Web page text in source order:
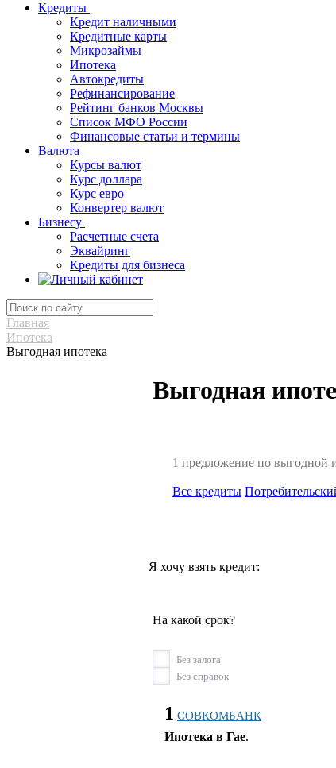
Кредиты
Кредит наличными
Кредитные карты
Микрозаймы
Ипотека
Автокредиты
Рефинансирование
Рейтинг банков Москвы
Список МФО России
Финансовые статьи и термины
Валюта
Курсы валют
Курс доллара
Курс евро
Конвертер валют
Бизнесу
Расчетные счета
Эквайринг
Кредиты для бизнеса
Главная
Ипотека
Выгодная ипотека
Выгодная
1 предложение по выгодной
Все кредиты
Я хочу взять кредит:
На какой срок?
Без залога
Без справок
1 СОВКОМБАНК
Ипотека в Гае.